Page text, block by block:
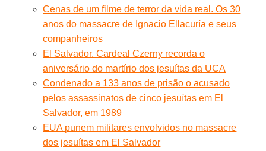
Cenas de um filme de terror da vida real. Os 30
anos do massacre de Ignacio Ellacuría e seus
companheiros
El Salvador. Cardeal Czerny recorda o
aniversário do martírio dos jesuítas da UCA
Condenado a 133 anos de prisão o acusado
pelos assassinatos de cinco jesuítas em El
Salvador, em 1989
EUA punem militares envolvidos no massacre
dos jesuítas em El Salvador